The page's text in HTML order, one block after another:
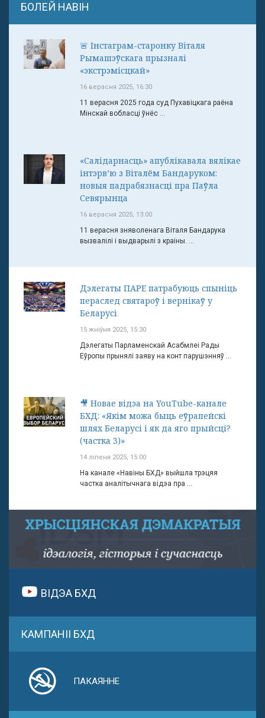
БОЛЕЙ НАВІН
🚨 Інстаграм-старонку Віталя
Рымашэўскага прызналі
«экстрэмісцкай»
16 верасня 2025, 16:30
11 верасня 2025 года суд Пухавіцкага раёна
Мінскай вобласці ўнёс ...
«Салідарнасць» апублікавала вялікае
інтэрв’ю з Віталём Бандаруком:
новыя падрабязнасці пра Паўла
Севярынца
16 верасня 2025, 13:00
11 верасня зняволенага Віталя Бандарука
вызвалілі і выдварылі з краіны. ...
Дэлегаты ПАРЕ патрабуюць спыніць
пераслед святароў і вернікаў у
Беларусі
15 жніўня 2025, 15:30
Дэлегаты Парламенскай Асабмлеі Рады
Еўропы прынялі заяву на конт парушэнняў ...
🎥 Новае відэа на YouTube-канале
БХД: «Якім можа быць еўрапейскі
шлях Беларусі і як да яго прыйсці?
(частка 3)»
14 ліпеня 2025, 15:00
На канале «Навіны БХД» выйшла трэцяя
частка аналітычнага відэа пра ...
ВІДЭА БХД
КАМПАНІІ БХД
ПАКАЯННЕ